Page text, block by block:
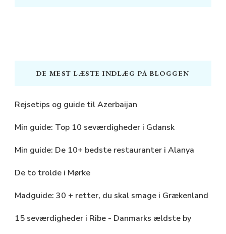
DE MEST LÆSTE INDLÆG PÅ BLOGGEN
Rejsetips og guide til Azerbaijan
Min guide: Top 10 seværdigheder i Gdansk
Min guide: De 10+ bedste restauranter i Alanya
De to trolde i Mørke
Madguide: 30 + retter, du skal smage i Grækenland
15 seværdigheder i Ribe - Danmarks ældste by